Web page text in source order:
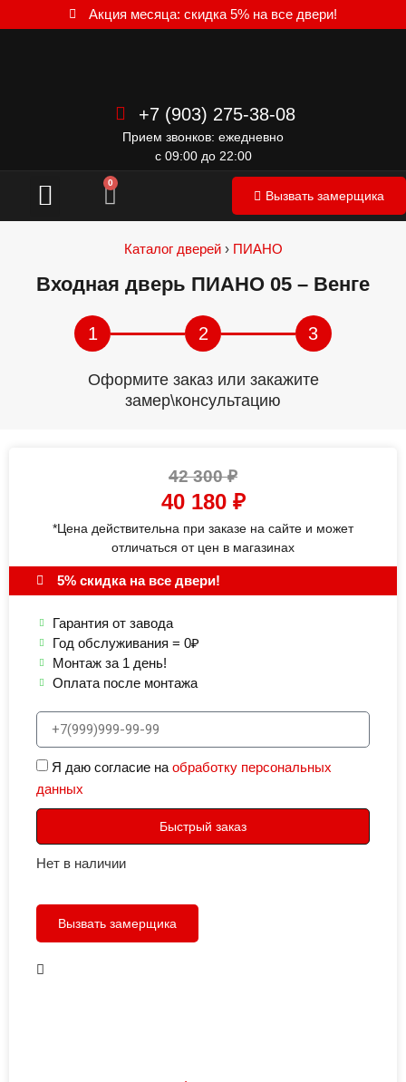
Акция месяца: скидка 5% на все двери!
+7 (903) 275-38-08
Прием звонков: ежедневно
с 09:00 до 22:00
0
Вызвать замерщика
Каталог дверей› ПИАНО
Входная дверь ПИАНО 05 – Венге
1 2 3
Оформите заказ или закажите
замер\консультацию
42 300₽
40 180 ₽
*Цена действительна при заказе на сайте и может
отличаться от цен в магазинах
5% скидка на все двери!
Гарантия от завода
Год обслуживания = 0₽
Монтаж за 1 день!
Оплата после монтажа
Я даю согласие наобработку персональных
данных
Быстрый заказ
Нет в наличии
Вызвать замерщика